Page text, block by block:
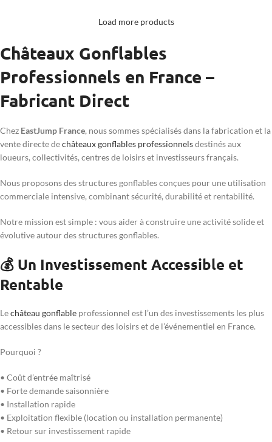
Load more products
Châteaux Gonflables
Professionnels en France –
Fabricant Direct
Chez EastJump France, nous sommes spécialisés dans la fabrication et la
vente directe dechâteaux gonflables professionnelsdestinés aux
loueurs, collectivités, centres de loisirs et investisseurs français.
Nous proposons des structures gonflables conçues pour une utilisation
commerciale intensive, combinant sécurité, durabilité et rentabilité.
Notre mission est simple : vous aider à construire une activité solide et
évolutive autour des structures gonflables.
💰 Un Investissement Accessible et
Rentable
Lechâteau gonflable professionnel est l’un des investissements les plus
accessibles dans le secteur des loisirs et de l’événementiel en France.
Pourquoi ?
• Coût d’entrée maîtrisé
• Forte demande saisonnière
• Installation rapide
• Exploitation flexible (location ou installation permanente)
• Retour sur investissement rapide